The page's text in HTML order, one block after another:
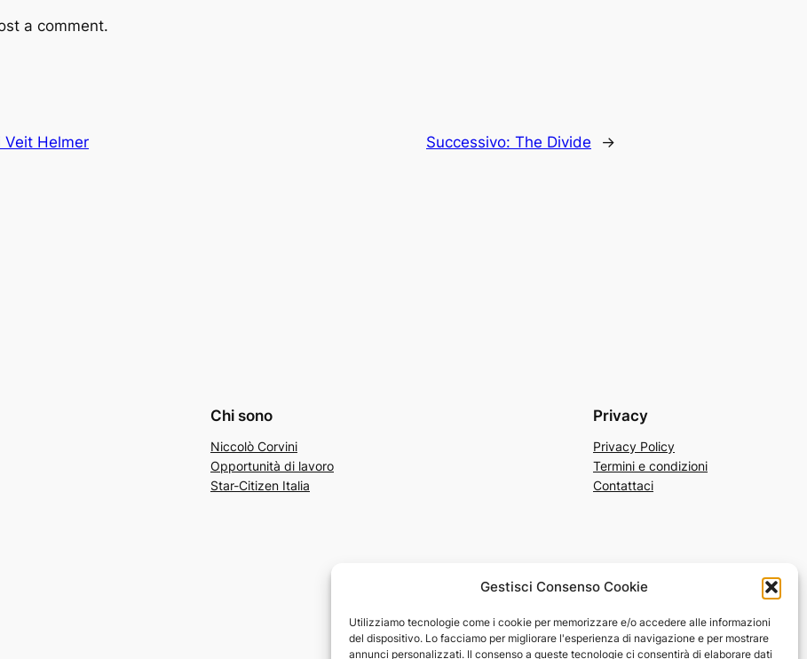
Gestisci Consenso Cookie
Utilizziamo tecnologie come i cookie per memorizzare e/o accedere alle informazioni
del dispositivo. Lo facciamo per migliorare l'esperienza di navigazione e per mostrare
annunci personalizzati. Il consenso a queste tecnologie ci consentirà di elaborare dati
a comment.
Veit Helmer Successivo: The Divide →
Chi sono
Niccolò Corvini
Opportunità di lavoro
Star-Citizen Italia
Privacy
Privacy Policy
Termini e condizioni
Contattaci